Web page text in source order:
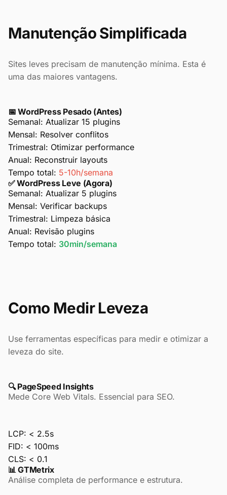
Manutenção Simplificada
Sites leves precisam de manutenção mínima. Esta é
uma das maiores vantagens.
📅 WordPress Pesado (Antes)
Semanal: Atualizar 15 plugins
Mensal: Resolver conflitos
Trimestral: Otimizar performance
Anual: Reconstruir layouts
Tempo total: 5-10h/semana
✅ WordPress Leve (Agora)
Semanal: Atualizar 5 plugins
Mensal: Verificar backups
Trimestral: Limpeza básica
Anual: Revisão plugins
Tempo total: 30min/semana
Como Medir Leveza
Use ferramentas específicas para medir e otimizar a
leveza do site.
🔍 PageSpeed Insights
Mede Core Web Vitals. Essencial para SEO.
LCP: < 2.5s
FID: < 100ms
CLS: < 0.1
📊 GTMetrix
Análise completa de performance e estrutura.